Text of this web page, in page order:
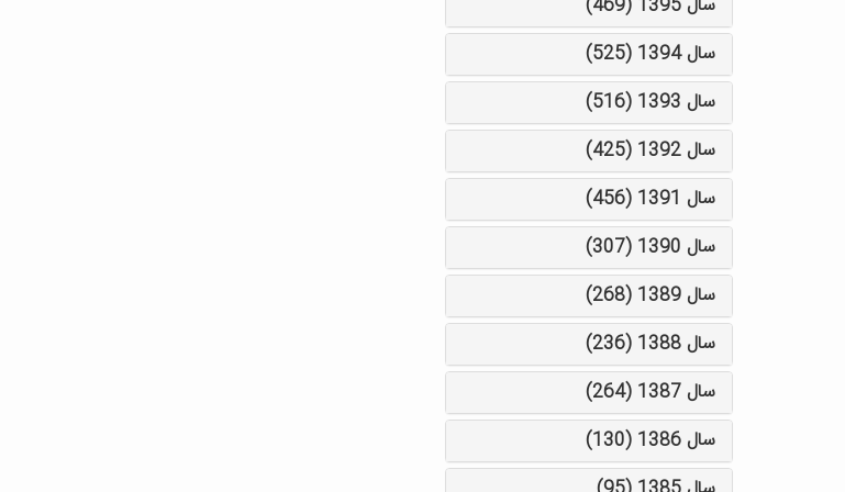
سال 1395 (469)
سال 1394 (525)
سال 1393 (516)
سال 1392 (425)
سال 1391 (456)
سال 1390 (307)
سال 1389 (268)
سال 1388 (236)
سال 1387 (264)
سال 1386 (130)